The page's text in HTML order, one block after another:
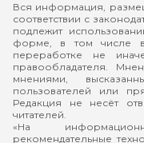
Вся информация,
соответствии с
подлежит
форме, в том числе
переработке не
правообладателя.
мнениями,
пользователей или
Редакция не несёт
читателей.
«На
рекомендательные